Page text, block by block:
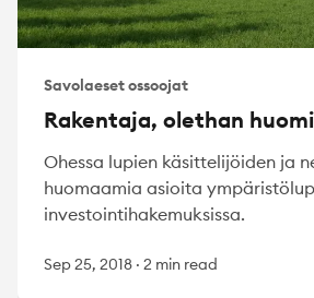
Savolaeset ossoojat
Rakentaja, olethan
Ohessa lupien käsittelijöiden ja
huomaamia asioita
investointihakemuksissa.
Sep 25, 2018 · 2 min read